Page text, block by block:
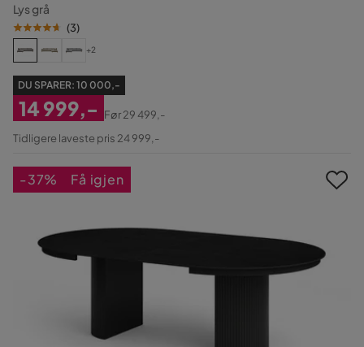
Lys grå
(3)
+2
DU SPARER: 10 000,-
Nedsatt
14 999,-
Original
Før29 499,-
Tidligere laveste pris 24 999,-
-37% Få igjen